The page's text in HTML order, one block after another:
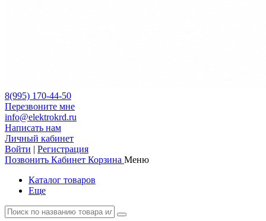
8(995) 170-44-50
Перезвоните мне
info@elektrokrd.ru
Написать нам
Личный кабинет
Войти | Регистрация
Позвонить Кабинет Корзина Меню
Каталог товаров
Еще